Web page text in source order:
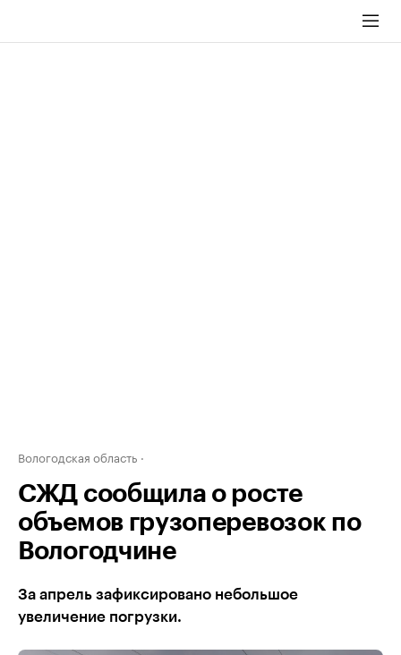
Вологодская область
СЖД сообщила о росте
объемов грузоперевозок по
Вологодчине
За апрель зафиксировано небольшое
увеличение погрузки.